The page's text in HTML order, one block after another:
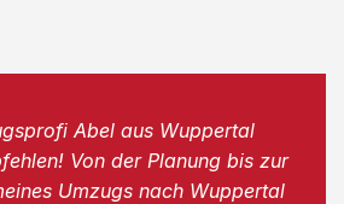
Abel aus Wuppertal
Von der Planung bis zur
Umzugs nach Wuppertal